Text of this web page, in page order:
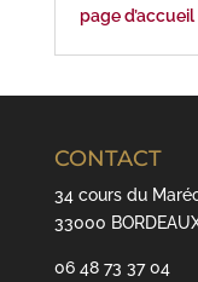
page d’accueil
CONTACT
34 cours du
33000
06 48 73 37 04